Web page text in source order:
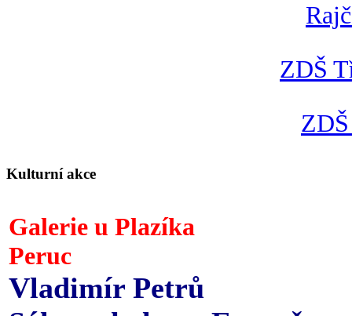
ZDŠ
Kulturní akce
Galerie u Plazíka
Peruc
Vladimír Petrů